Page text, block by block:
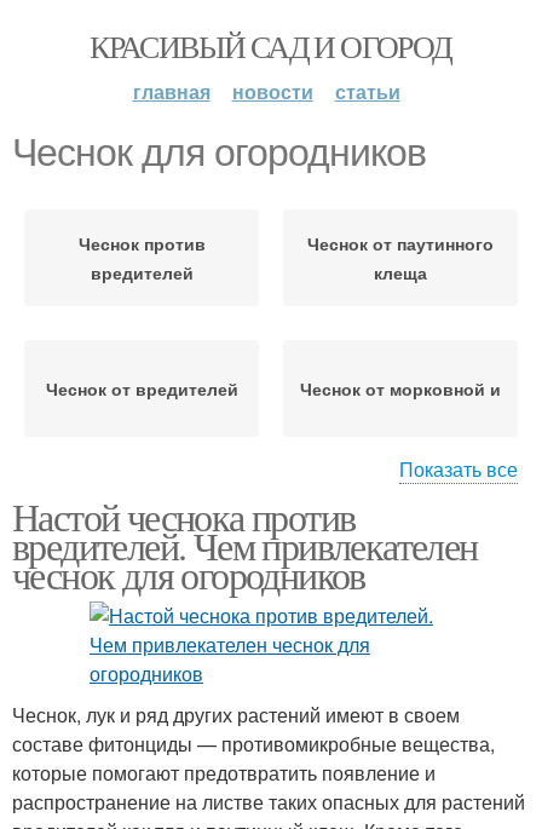
КРАСИВЫЙ САД И ОГОРОД
главная новости статьи
Чеснок для огородников
Чеснок против
вредителей
Чеснок от паутинного
клеща
Чеснок от вредителей Чеснок от морковной и
Чеснок для помидор Чеснок от фитофторы
Настой из чеснока
Показать все
Настой чеснока против
вредителей. Чем привлекателен
чеснок для огородников
Чеснок, лук и ряд других растений имеют в своем
составе фитонциды — противомикробные вещества,
которые помогают предотвратить появление и
распространение на листве таких опасных для растений